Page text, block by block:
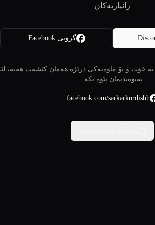
زانیاریەکان
گروپی Facebook
بە خۆت و بۆ ماوەیەکی درێژە هەمان کێشەت هەیە،
پەیوەندیمان پێوە بکە:
facebook.com/sarkarkurdishh